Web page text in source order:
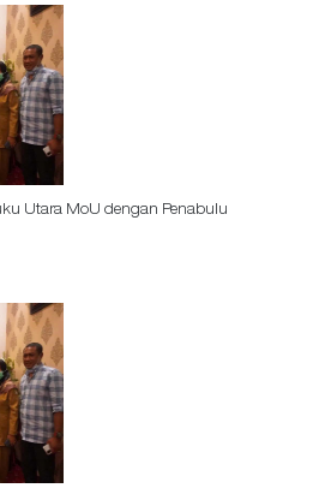
Utara MoU dengan Penabulu